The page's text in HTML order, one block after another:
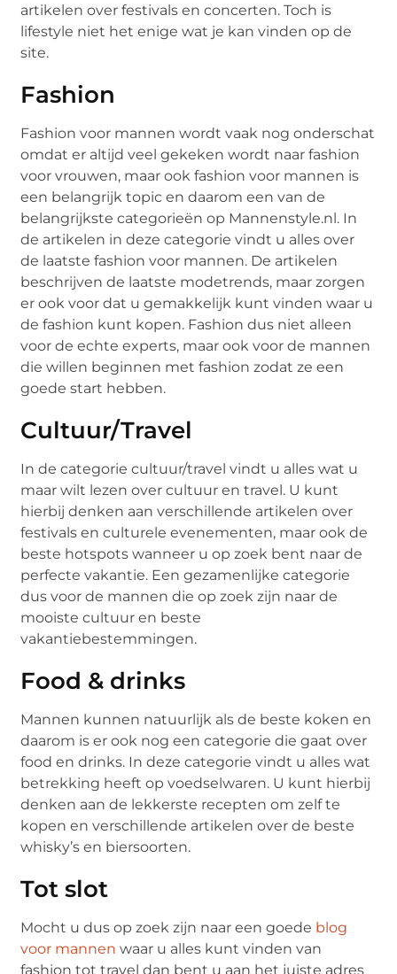
artikelen over festivals en concerten. Toch is
lifestyle niet het enige wat je kan vinden op de
site.
Fashion
Fashion voor mannen wordt vaak nog onderschat
omdat er altijd veel gekeken wordt naar fashion
voor vrouwen, maar ook fashion voor mannen is
een belangrijk topic en daarom een van de
belangrijkste categorieën op Mannenstyle.nl. In
de artikelen in deze categorie vindt u alles over
de laatste fashion voor mannen. De artikelen
beschrijven de laatste modetrends, maar zorgen
er ook voor dat u gemakkelijk kunt vinden waar u
de fashion kunt kopen. Fashion dus niet alleen
voor de echte experts, maar ook voor de mannen
die willen beginnen met fashion zodat ze een
goede start hebben.
Cultuur/Travel
In de categorie cultuur/travel vindt u alles wat u
maar wilt lezen over cultuur en travel. U kunt
hierbij denken aan verschillende artikelen over
festivals en culturele evenementen, maar ook de
beste hotspots wanneer u op zoek bent naar de
perfecte vakantie. Een gezamenlijke categorie
dus voor de mannen die op zoek zijn naar de
mooiste cultuur en beste
vakantiebestemmingen.
Food & drinks
Mannen kunnen natuurlijk als de beste koken en
daarom is er ook nog een categorie die gaat over
food en drinks. In deze categorie vindt u alles wat
betrekking heeft op voedselwaren. U kunt hierbij
denken aan de lekkerste recepten om zelf te
kopen en verschillende artikelen over de beste
whisky’s en biersoorten.
Tot slot
Mocht u dus op zoek zijn naar een goede blog
voor mannen waar u alles kunt vinden van
fashion tot travel dan bent u aan het juiste adres